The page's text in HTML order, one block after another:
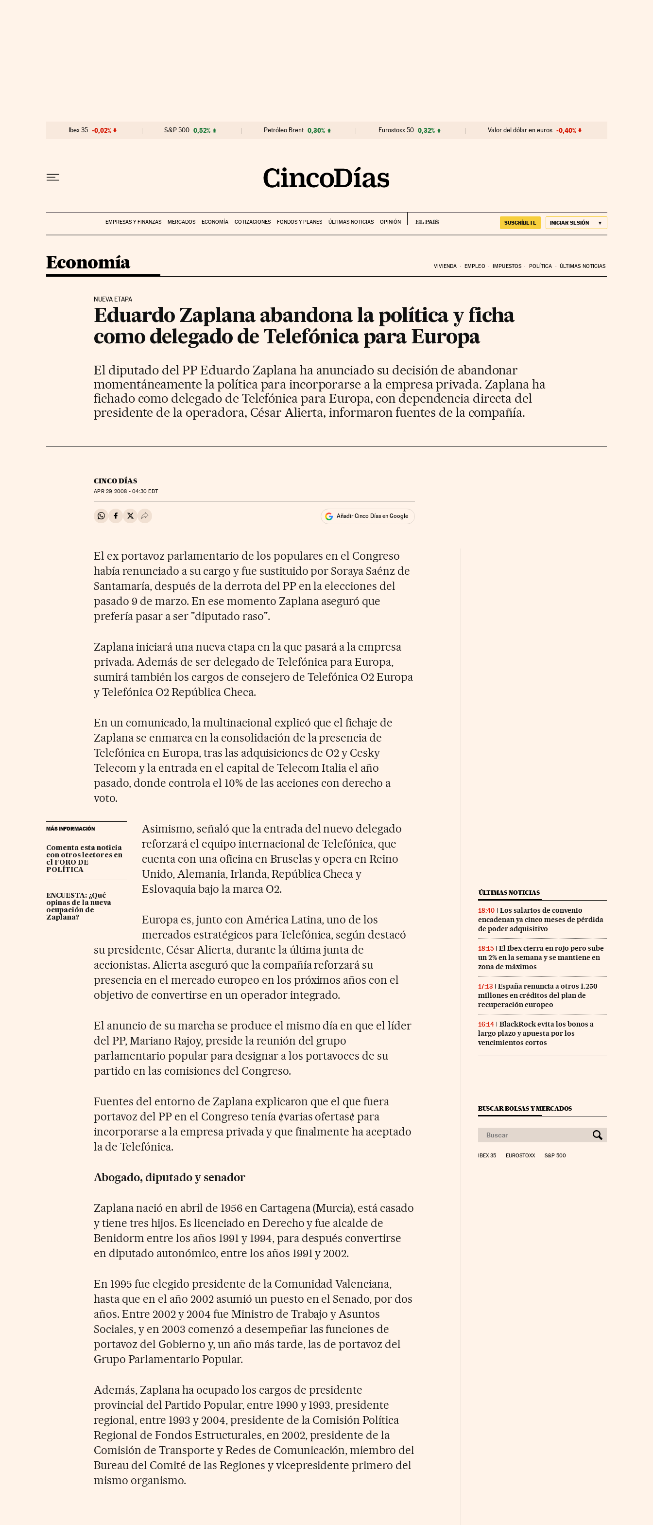
Ibex 35 -0,02% S&P 500 0,52% Petróleo Brent 0,30% Eurostoxx 50 0,32% Valor del dólar en euros -0,40%
EMPRESAS Y FINANZAS MERCADOS ECONOMÍA COTIZACIONES FONDOS Y PLANES ÚLTIMAS NOTICIAS OPINIÓN SUSCRÍBETE INICIAR SESIÓN
Economía VIVIENDA EMPLEO IMPUESTOS POLÍTICA ÚLTIMAS NOTICIAS
NUEVA ETAPA
Eduardo Zaplana abandona la política y ficha
como delegado de Telefónica para Europa
El diputado del PP Eduardo Zaplana ha anunciado su decisión de abandonar
momentáneamente la política para incorporarse a la empresa privada. Zaplana ha
fichado como delegado de Telefónica para Europa, con dependencia directa del
presidente de la operadora, César Alierta, informaron fuentes de la compañía.
CINCO DÍAS
APR29, 2008 - 04:30 EDT
Compartir en Whatsapp
Compartir en Facebook
Compartir en Twitter
Desplegar Redes Sociales Añadir Cinco Días en Google
El ex portavoz parlamentario de los populares en el Congreso
había renunciado a su cargo y fue sustituido por Soraya Saénz de
Santamaría, después de la derrota del PP en la elecciones del
pasado 9 de marzo. En ese momento Zaplana aseguró que
prefería pasar a ser "diputado raso".
Zaplana iniciará una nueva etapa en la que pasará a la empresa
privada. Además de ser delegado de Telefónica para Europa,
sumirá también los cargos de consejero de Telefónica O2 Europa
y Telefónica O2 República Checa.
En un comunicado, la multinacional explicó que el fichaje de
Zaplana se enmarca en la consolidación de la presencia de
Telefónica en Europa, tras las adquisiciones de O2 y Cesky
Telecom y la entrada en el capital de Telecom Italia el año
pasado, donde controla el 10% de las acciones con derecho a
voto.
MÁS INFORMACIÓN
Comenta esta noticia
con otros lectores en
el FORO DE
POLÍTICA
ENCUESTA: ¿Qué
opinas de la nueva
ocupación de
Zaplana?
Asimismo, señaló que la entrada del nuevo delegado
reforzará el equipo internacional de Telefónica, que
cuenta con una oficina en Bruselas y opera en Reino
Unido, Alemania, Irlanda, República Checa y
Eslovaquia bajo la marca O2.
Europa es, junto con América Latina, uno de los
mercados estratégicos para Telefónica, según destacó
su presidente, César Alierta, durante la última junta de
accionistas. Alierta aseguró que la compañía reforzará su
presencia en el mercado europeo en los próximos años con el
objetivo de convertirse en un operador integrado.
El anuncio de su marcha se produce el mismo día en que el líder
del PP, Mariano Rajoy, preside la reunión del grupo
parlamentario popular para designar a los portavoces de su
partido en las comisiones del Congreso.
Fuentes del entorno de Zaplana explicaron que el que fuera
portavoz del PP en el Congreso tenía ¢varias ofertas¢ para
incorporarse a la empresa privada y que finalmente ha aceptado
la de Telefónica.
Abogado, diputado y senador
Zaplana nació en abril de 1956 en Cartagena (Murcia), está casado
y tiene tres hijos. Es licenciado en Derecho y fue alcalde de
Benidorm entre los años 1991 y 1994, para después convertirse
en diputado autonómico, entre los años 1991 y 2002.
En 1995 fue elegido presidente de la Comunidad Valenciana,
hasta que en el año 2002 asumió un puesto en el Senado, por dos
años. Entre 2002 y 2004 fue Ministro de Trabajo y Asuntos
Sociales, y en 2003 comenzó a desempeñar las funciones de
portavoz del Gobierno y, un año más tarde, las de portavoz del
Grupo Parlamentario Popular.
Además, Zaplana ha ocupado los cargos de presidente
provincial del Partido Popular, entre 1990 y 1993, presidente
regional, entre 1993 y 2004, presidente de la Comisión Política
Regional de Fondos Estructurales, en 2002, presidente de la
Comisión de Transporte y Redes de Comunicación, miembro del
Bureau del Comité de las Regiones y vicepresidente primero del
mismo organismo.
ÚLTIMAS NOTICIAS
18:40
Los salarios de convenio
encadenan ya cinco meses de pérdida
de poder adquisitivo
18:15
El Ibex cierra en rojo pero sube
un 2% en la semana y se mantiene en
zona de máximos
17:13
España renuncia a otros 1.250
millones en créditos del plan de
recuperación europeo
16:14
BlackRock evita los bonos a
largo plazo y apuesta por los
vencimientos cortos
BUSCAR BOLSAS Y MERCADOS
IBEX 35 EUROSTOXX S&P 500